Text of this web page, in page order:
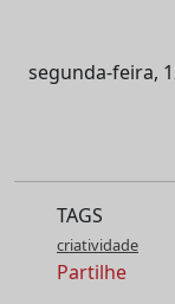
segunda-feira,
TAGS
criatividade
Partilhe